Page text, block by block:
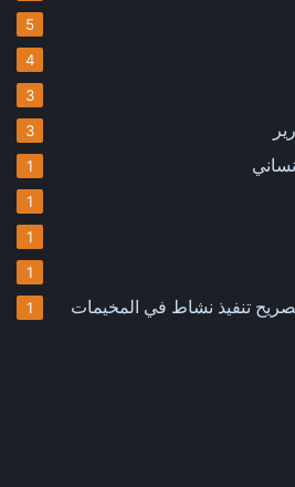
5
4
3
3
1
1
1
1
تنفيذ نشاط في المخيمات 1